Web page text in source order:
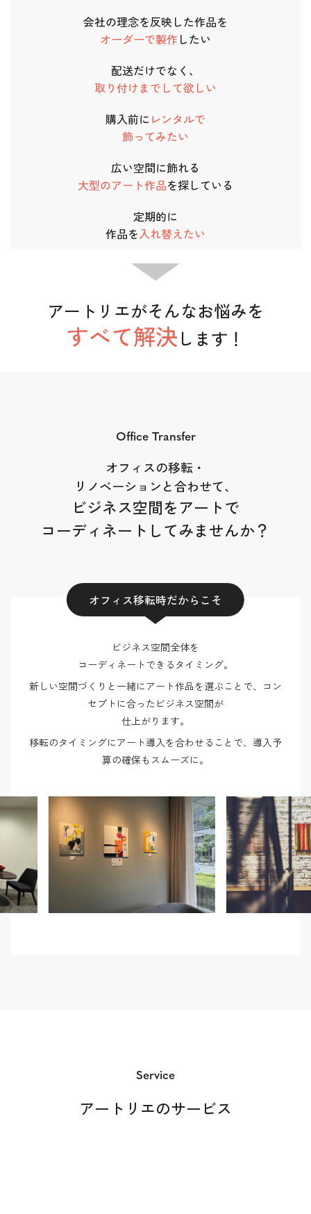
会社の理念を反映した作品を
オーダーで製作 したい
配送だけでなく、
取り付けまでして欲しい
購入前に レンタルで
飾ってみたい
広い空間に飾れる
大型のアート作品を探している
定期的に
作品を入れ替えたい
アートリエがそんなお悩みを
すべて解決 します！
Office Transfer
オフィスの移転・
リノベーションと合わせて、
ビジネス空間をアートで
コーディネートしてみませんか？
オフィス移転時だからこそ
ビジネス空間全体を
コーディネートできるタイミング。
新しい空間づくりと一緒にアート作品を選ぶことで、コン
セプトに合ったビジネス空間が
仕上がります。
移転のタイミングにアート導入を合わせることで、導入予
算の確保もスムーズに。
Service
アートリエのサービス